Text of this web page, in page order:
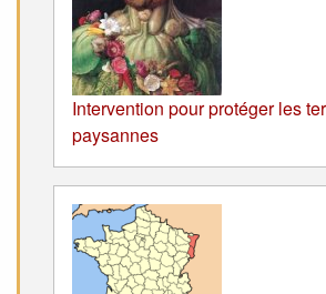
Intervention pour protéger les
paysannes